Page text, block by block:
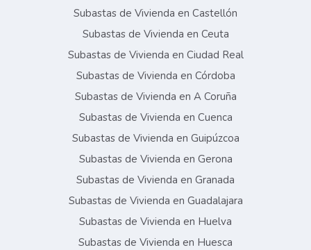
Subastas de Vivienda en Castellón
Subastas de Vivienda en Ceuta
Subastas de Vivienda en Ciudad Real
Subastas de Vivienda en Córdoba
Subastas de Vivienda en A Coruña
Subastas de Vivienda en Cuenca
Subastas de Vivienda en Guipúzcoa
Subastas de Vivienda en Gerona
Subastas de Vivienda en Granada
Subastas de Vivienda en Guadalajara
Subastas de Vivienda en Huelva
Subastas de Vivienda en Huesca